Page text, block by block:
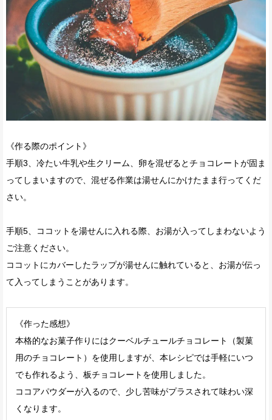
《作る際のポイント》
手順3、冷たい牛乳や生クリーム、卵を混ぜるとチョコレートが固ま
ってしまいますので、混ぜる作業は湯せんにかけたまま行ってくだ
さい。
手順5、ココットを湯せんに入れる際、お湯が入ってしまわないよう
ご注意ください。
ココットにカバーしたラップが湯せんに触れていると、お湯が伝っ
て入ってしまうことがあります。
《作った感想》
本格的なお菓子作りにはクーベルチュールチョコレート（製菓
用のチョコレート）を使用しますが、本レシピでは手軽にいつ
でも作れるよう、板チョコレートを使用しました。
ココアパウダーが入るので、少し苦味がプラスされて味わい深
くなります。